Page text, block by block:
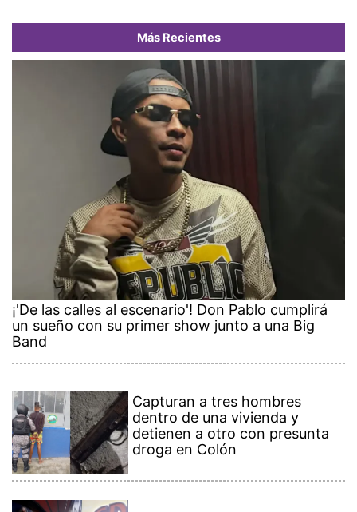
Más Recientes
¡'De las calles al escenario'! Don Pablo cumplirá
un sueño con su primer show junto a una Big
Band
Capturan a tres hombres
dentro de una vivienda y
detienen a otro con presunta
droga en Colón